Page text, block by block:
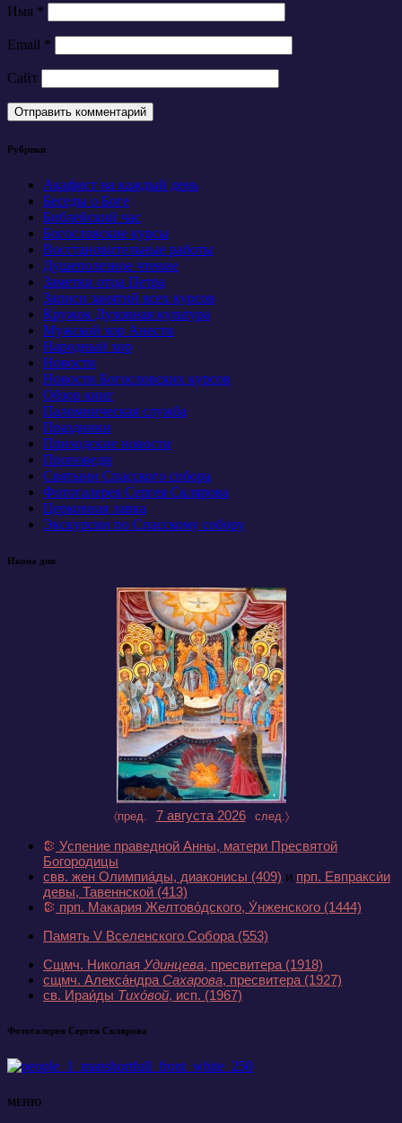
Имя *
Email *
Сайт
Рубрики
Акафист на каждый день
Беседы о Боге
Библейский час
Богословские курсы
Восстановительные работы
Душеполезное чтение
Заметки отца Петра
Записи занятий всех курсов
Кружок Духовная культура
Мужской хор Анести
Народный хор
Новости
Новости Богословских курсов
Обзор книг
Паломническая служба
Праздники
Приходские новости
Проповеди
Святыни Спасского собора
Фотогалерея Сергея Склярова
Церковная лавка
Экскурсии по Спасскому собору
Икона дня
〈пред. 7 августа 2026 след.〉
Успение праведной Анны, матери Пресвятой
Богородицы
свв. жен Олимпиа́ды, диаконисы (409) и прп. Евпракси́и
девы, Тавеннской (413)
прп. Макария Желтово́дского, У́нженского (1444)
Память V Вселенского Собора (553)
Сщмч. Николая Удинцева, пресвитера (1918)
сщмч. Алекса́ндраСахарова, пресвитера (1927)
св. Ираи́ды Тихо́вой, исп. (1967)
Фотогалерея Сергея Склярова
МЕНЮ